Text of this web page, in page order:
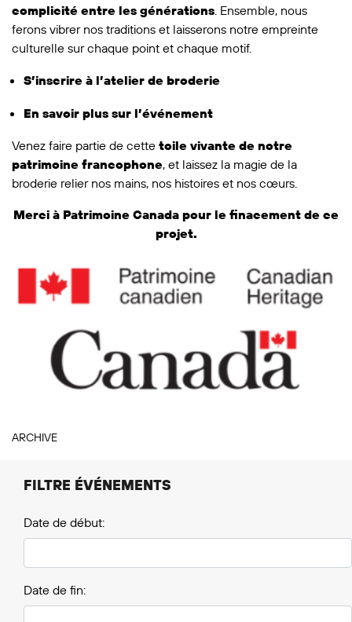
complicité entre les générations . Ensemble, nous
ferons vibrer nos traditions et laisserons notre empreinte
culturelle sur chaque point et chaque motif.
S’inscrire à l’atelier de broderie
En savoir plus sur l’événement
Venez faire partie de cette toile vivante de notre
patrimoine francophone, et laissez la magie de la
broderie relier nos mains, nos histoires et nos cœurs.
Merci à Patrimoine Canada pour le finacement de ce
projet.
ARCHIVE
FILTRE ÉVÉNEMENTS
Date de début:
Date de fin: